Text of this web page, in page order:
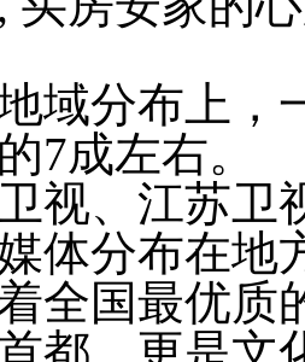
域分布上，
7成左右。
视、江苏卫
体分布在地
全国最优质